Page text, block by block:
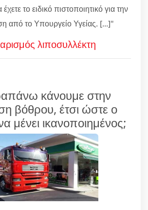
το ειδικό πιστοποιητικό για την
από το Υπουργείο Υγείας. [...]"
λιποσυλλέκτη
κάνουμε στην
βόθρου, έτσι ώστε ο
μένει ικανοποιημένος;